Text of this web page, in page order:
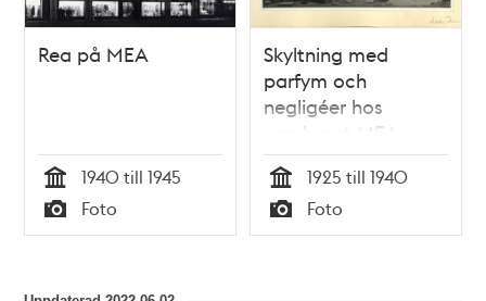
Rea på MEA
Tid
1940 till 1945
Typ
Foto
Skyltning med
parfym och
negligéer hos
varuhuset MEA
Tid
1925 till 1940
Typ
Foto